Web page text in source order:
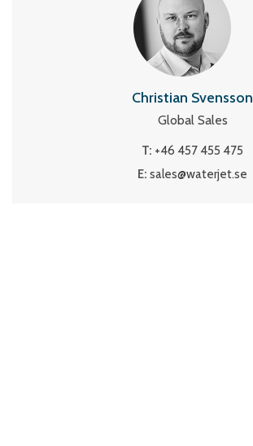
Christian Svensson
Global Sales
T: +46 457 455 475
E: sales@waterjet.se